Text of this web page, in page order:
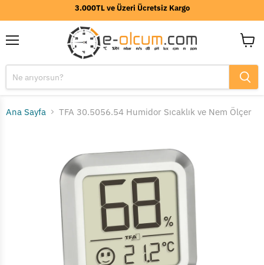
3.000TL ve Üzeri Ücretsiz Kargo
Ana Sayfa TFA 30.5056.54 Humidor Sıcaklık ve Nem Ölçer